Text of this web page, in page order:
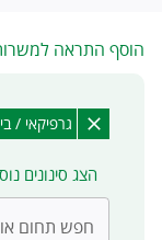
הוסף התראה
גרפיקאי /
הצג סינונים
חפש תחום